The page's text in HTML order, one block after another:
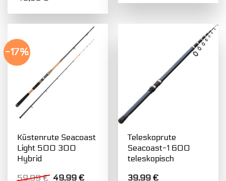
-17%
Küstenrute Seacoast
Light 500 300
Hybrid
59,99€ Ursprünglicher
49,99€Aktueller
Teleskoprute
Seacoast-1 600
teleskopisch
39,99€